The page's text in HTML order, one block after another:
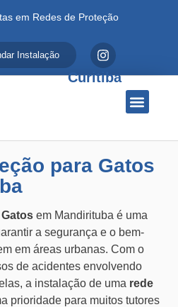
em Redes de Proteção
Instalação
Curitiba
para Gatos
em Mandirituba é uma
a segurança e o bem-
em áreas urbanas. Com o
de acidentes envolvendo
a instalação de uma rede
prioridade para muitos tutores